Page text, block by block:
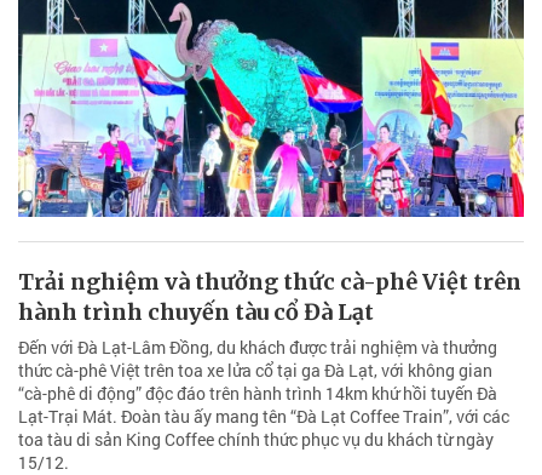
Trải nghiệm và thưởng thức cà-phê Việt trên
hành trình chuyến tàu cổ Đà Lạt
Đến với Đà Lạt-Lâm Đồng, du khách được trải nghiệm và thưởng
thức cà-phê Việt trên toa xe lửa cổ tại ga Đà Lạt, với không gian
“cà-phê di động” độc đáo trên hành trình 14km khứ hồi tuyến Đà
Lạt-Trại Mát. Đoàn tàu ấy mang tên “Đà Lạt Coffee Train”, với các
toa tàu di sản King Coffee chính thức phục vụ du khách từ ngày
15/12.